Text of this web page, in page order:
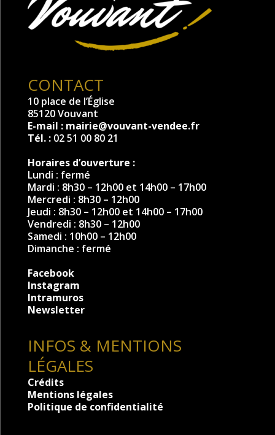
CONTACT
10 place de l’Église
85120 Vouvant
E-mail : mairie@vouvant-vendee.fr
Tél. : 02 51 00 80 21
Horaires d’ouverture :
Lundi : fermé
Mardi : 8h30 – 12h00 et 14h00 – 17h00
Mercredi : 8h30 – 12h00
Jeudi : 8h30 – 12h00 et 14h00 – 17h00
Vendredi : 8h30 – 12h00
Samedi : 10h00 – 12h00
Dimanche : fermé
Facebook
Instagram
Intramuros
Newsletter
INFOS & MENTIONS
LÉGALES
Crédits
Mentions légales
Politique de confidentialité